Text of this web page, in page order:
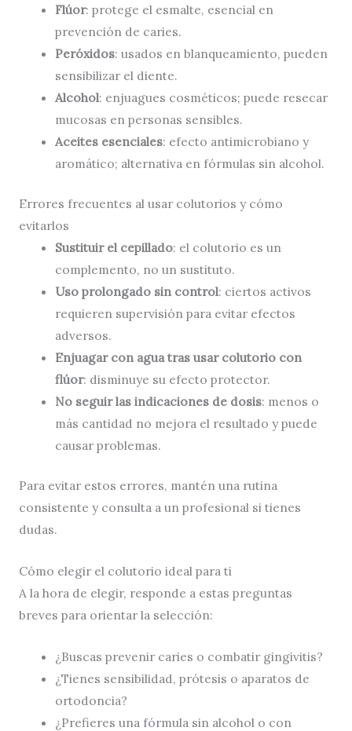
Flúor: protege el esmalte, esencial en
prevención de caries.
Peróxidos: usados en blanqueamiento, pueden
sensibilizar el diente.
Alcohol: enjuagues cosméticos; puede resecar
mucosas en personas sensibles.
Aceites esenciales: efecto antimicrobiano y
aromático; alternativa en fórmulas sin alcohol.
Errores frecuentes al usar colutorios y cómo
evitarlos
Sustituir el cepillado: el colutorio es un
complemento, no un sustituto.
Uso prolongado sin control: ciertos activos
requieren supervisión para evitar efectos
adversos.
Enjuagar con agua tras usar colutorio con
flúor: disminuye su efecto protector.
No seguir las indicaciones de dosis: menos o
más cantidad no mejora el resultado y puede
causar problemas.
Para evitar estos errores, mantén una rutina
consistente y consulta a un profesional si tienes
dudas.
Cómo elegir el colutorio ideal para ti
A la hora de elegir, responde a estas preguntas
breves para orientar la selección:
¿Buscas prevenir caries o combatir gingivitis?
¿Tienes sensibilidad, prótesis o aparatos de
ortodoncia?
¿Prefieres una fórmula sin alcohol o con